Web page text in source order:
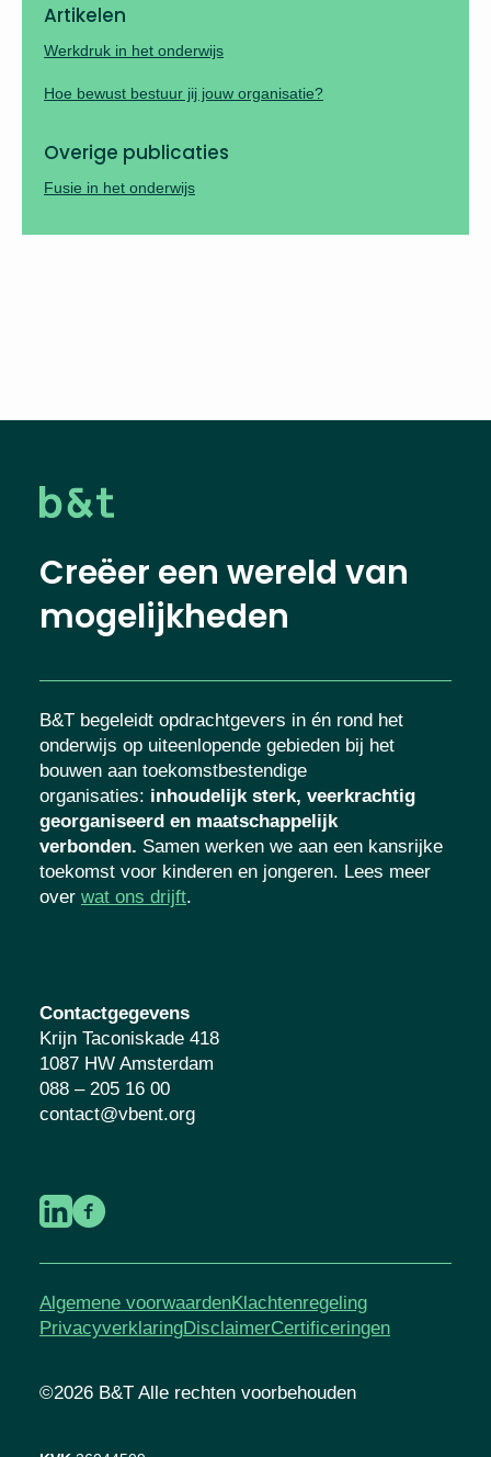
Artikelen
Werkdruk in het onderwijs
Hoe bewust bestuur jij jouw organisatie?
Overige publicaties
Fusie in het onderwijs
Creëer een wereld van
mogelijkheden
B&T begeleidt opdrachtgevers in én rond het
onderwijs op uiteenlopende gebieden bij het
bouwen aan toekomstbestendige
organisaties: inhoudelijk sterk, veerkrachtig
georganiseerd en maatschappelijk
verbonden. Samen werken we aan een kansrijke
toekomst voor kinderen en jongeren. Lees meer
over wat ons drijft.
Contactgegevens
Krijn Taconiskade 418
1087 HW Amsterdam
088 – 205 16 00
contact@vbent.org
Algemene voorwaardenKlachtenregeling
PrivacyverklaringDisclaimerCertificeringen
©2026 B&T Alle rechten voorbehouden